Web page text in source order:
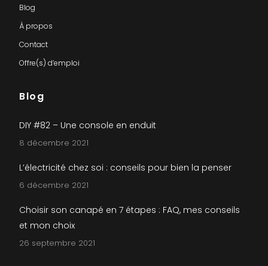
Blog
À propos
Contact
Offre(s) d’emploi
Blog
DIY #82 – Une console en enduit
8 décembre 2021
L’électricité chez soi : conseils pour bien la penser
6 décembre 2021
Choisir son canapé en 7 étapes : FAQ, mes conseils
et mon choix
26 septembre 2021